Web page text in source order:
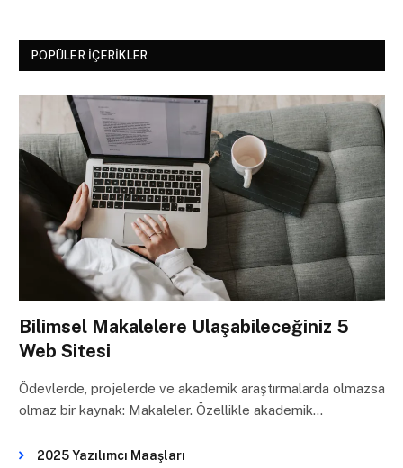
POPÜLER İÇERIKLER
Bilimsel Makalelere Ulaşabileceğiniz 5
Web Sitesi
Ödevlerde, projelerde ve akademik araştırmalarda olmazsa
olmaz bir kaynak: Makaleler. Özellikle akademik…
2025 Yazılımcı Maaşları